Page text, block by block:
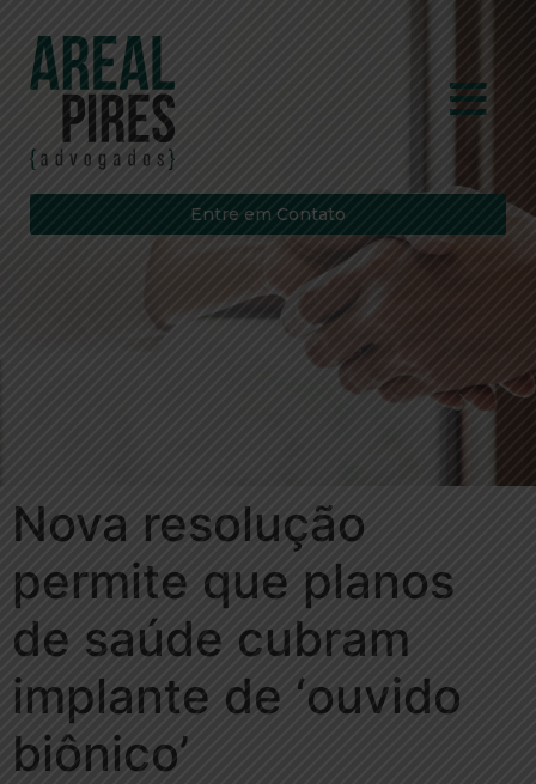
Entre em Contato
Nova resolução
permite que planos
de saúde cubram
implante de ‘ouvido
biônico’